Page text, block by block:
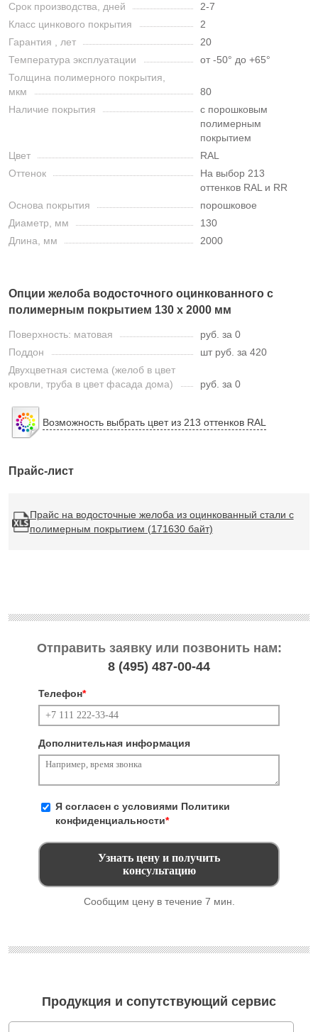
Срок производства, дней
2-7
Класс цинкового покрытия
2
Гарантия , лет
20
Температура эксплуатации
от -50° до +65°
Толщина полимерного покрытия,
мкм
80
Наличие покрытия
с порошковым
полимерным
покрытием
Цвет
RAL
Оттенок
На выбор 213
оттенков RAL и RR
Основа покрытия
порошковое
Диаметр, мм
130
Длина, мм
2000
Опции желоба водосточного оцинкованного с
полимерным покрытием 130 х 2000 мм
Поверхность: матовая
руб. за 0
Поддон
шт руб. за 420
Двухцветная система (желоб в цвет
кровли, труба в цвет фасада дома)
руб. за 0
Возможность выбрать цвет из 213 оттенков RAL
Прайс-лист
Прайс на водосточные желоба из оцинкованный стали с
полимерным покрытием (171630 байт)
Отправить заявку или позвонить нам:
8 (495) 487-00-44
Телефон*
Дополнительная информация
Я согласен с условиями Политики
конфиденциальности*
Сообщим цену в течение 7 мин.
Продукция и сопутствующий сервис